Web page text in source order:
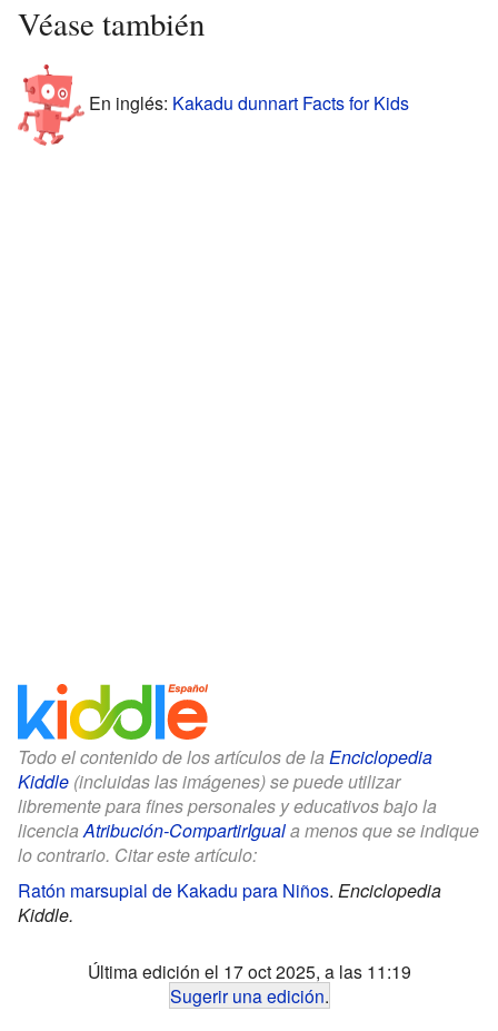
Véase también
En inglés: Kakadu dunnart Facts for Kids
Todo el contenido de los artículos de la Enciclopedia
Kiddle (incluidas las imágenes) se puede utilizar
libremente para fines personales y educativos bajo la
licenciaAtribución-CompartirIguala menos que se indique
lo contrario. Citar este artículo:
Ratón marsupial de Kakadu para Niños. Enciclopedia
Kiddle.
Última edición el 17 oct 2025, a las 11:19
Sugerir una edición.